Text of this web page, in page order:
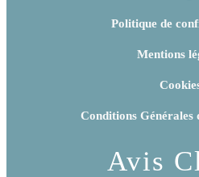
Politique de
Mentions
Conditions Générales
Avis